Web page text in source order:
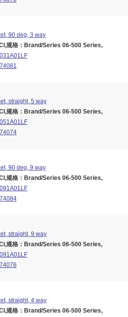
90 deg, 3 way
规格：Brand/Series 06-500 Series,
straight, 5 way
规格：Brand/Series 06-500 Series,
90 deg, 9 way
规格：Brand/Series 06-500 Series,
straight, 9 way
规格：Brand/Series 06-500 Series,
straight, 4 way
规格：Brand/Series 06-500 Series,